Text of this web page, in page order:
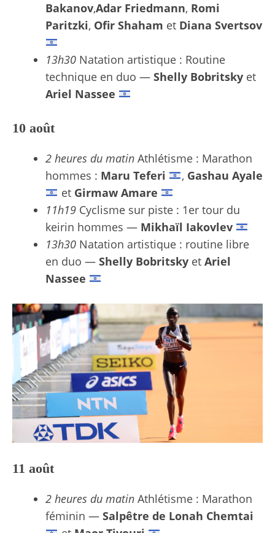
Bakanov,Adar Friedmann, Romi
Paritzki, Ofir Shaham et Diana Svertsov
13h30 Natation artistique : Routine
technique en duo — Shelly Bobritsky et
Ariel Nassee
10 août
2 heures du matin Athlétisme : Marathon
hommes : Maru Teferi , Gashau Ayale
et Girmaw Amare
11h19 Cyclisme sur piste : 1er tour du
keirin hommes — Mikhaïl Iakovlev
13h30 Natation artistique : routine libre
en duo — Shelly Bobritsky et Ariel
Nassee
11 août
2 heures du matin Athlétisme : Marathon
féminin — Salpêtre de Lonah Chemtai